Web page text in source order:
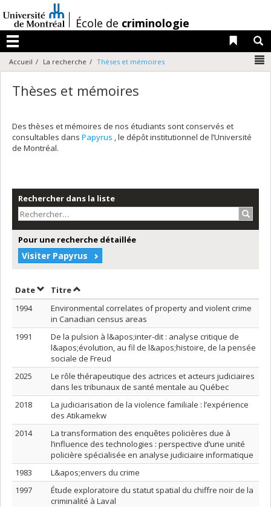
au
contenu
/École de criminologie
Menu
Liens
Accueil La recherche Thèses et mémoires
Thèses et mémoires
Des thèses et mémoires de nos étudiants sont conservés et
consultables dans Papyrus , le dépôt institutionnel de l’Université
de Montréal.
Rechercher dans la liste
Pour une recherche détaillée
Visiter Papyrus
DateTrier par date en ordre croissant
TitreTrier par titre en ordre croissant
1994
Environmental correlates of property and violent crime
in Canadian census areas
1991
De la pulsion à l&apos;inter-dit : analyse critique de
l&apos;évolution, au fil de l&apos;histoire, de la pensée
sociale de Freud
2025
Le rôle thérapeutique des actrices et acteurs judiciaires
dans les tribunaux de santé mentale au Québec
2018
La judiciarisation de la violence familiale : l’expérience
des Atikamekw
2014
La transformation des enquêtes policières due à
l’influence des technologies : perspective d’une unité
policière spécialisée en analyse judiciaire informatique
1983
L&apos;envers du crime
1997
Étude exploratoire du statut spatial du chiffre noir de la
criminalité à Laval